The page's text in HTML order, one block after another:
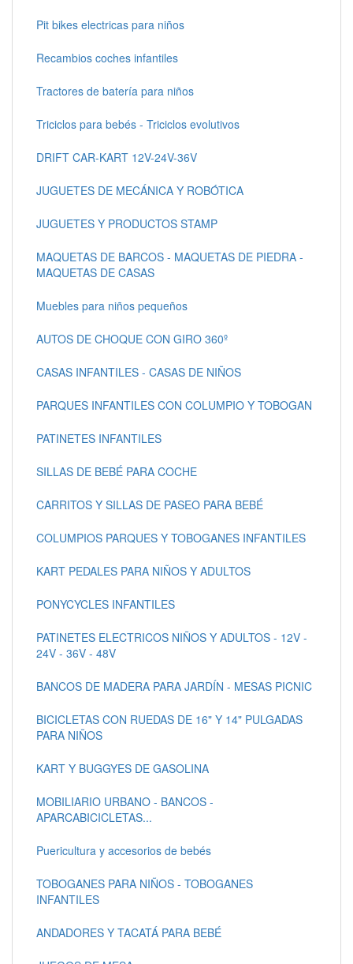
Pit bikes electricas para niños
Recambios coches infantiles
Tractores de batería para niños
Triciclos para bebés - Triciclos evolutivos
DRIFT CAR-KART 12V-24V-36V
JUGUETES DE MECÁNICA Y ROBÓTICA
JUGUETES Y PRODUCTOS STAMP
MAQUETAS DE BARCOS - MAQUETAS DE PIEDRA -
MAQUETAS DE CASAS
Muebles para niños pequeños
AUTOS DE CHOQUE CON GIRO 360º
CASAS INFANTILES - CASAS DE NIÑOS
PARQUES INFANTILES CON COLUMPIO Y TOBOGAN
PATINETES INFANTILES
SILLAS DE BEBÉ PARA COCHE
CARRITOS Y SILLAS DE PASEO PARA BEBÉ
COLUMPIOS PARQUES Y TOBOGANES INFANTILES
KART PEDALES PARA NIÑOS Y ADULTOS
PONYCYCLES INFANTILES
PATINETES ELECTRICOS NIÑOS Y ADULTOS - 12V -
24V - 36V - 48V
BANCOS DE MADERA PARA JARDÍN - MESAS PICNIC
BICICLETAS CON RUEDAS DE 16" Y 14" PULGADAS
PARA NIÑOS
KART Y BUGGYES DE GASOLINA
MOBILIARIO URBANO - BANCOS -
APARCABICICLETAS...
Puericultura y accesorios de bebés
TOBOGANES PARA NIÑOS - TOBOGANES
INFANTILES
ANDADORES Y TACATÁ PARA BEBÉ